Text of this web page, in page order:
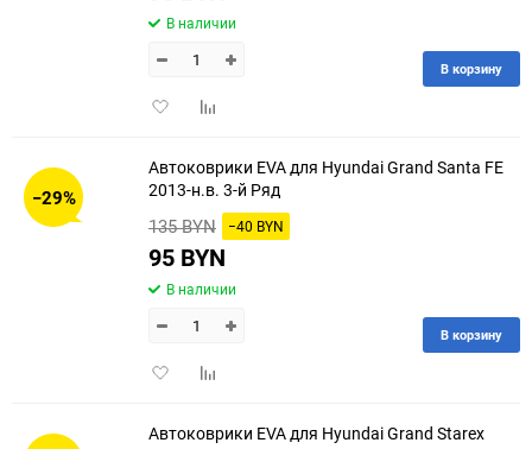
В наличии
ДобавитьДобавить
В корзину
−29%
Автоковрики EVA для Hyundai Grand Santa FE
2013-н.в. 3-й Ряд
135 BYN −40 BYN
95 BYN
В наличии
ДобавитьДобавить
В корзину
Автоковрики EVA для Hyundai Grand Starex